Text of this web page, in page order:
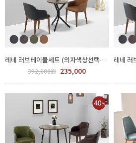
레네 러브테이블세트 (의자색상선택) FPP78-0001.2
392,000원 235,000